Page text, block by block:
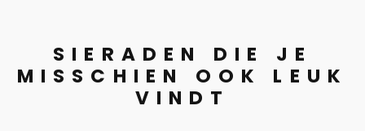
SIERADEN DIE JE
MISSCHIEN OOK LEUK
VINDT